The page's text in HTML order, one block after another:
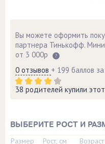
Вы можете оформить
партнера Тинькофф.
от 3 000р
0 отзывов + 199 баллов
38 родителей купили
ВЫБЕРИТЕ РОСТ И
Размер Рост, см